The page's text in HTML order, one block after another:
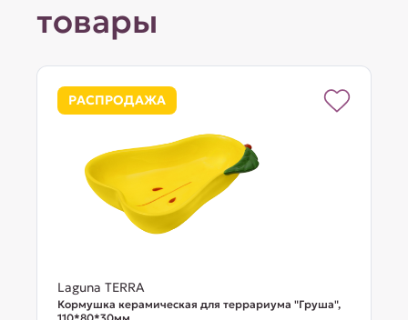
товары
РАСПРОДАЖА
Laguna TERRA
Кормушка керамическая для террариума "Груша",